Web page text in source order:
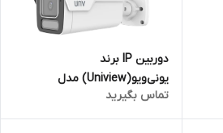
دوربین IP برند
یونی‌ویو(Uniview) مدل
8 مگاپیکسل
تماس بگیرید